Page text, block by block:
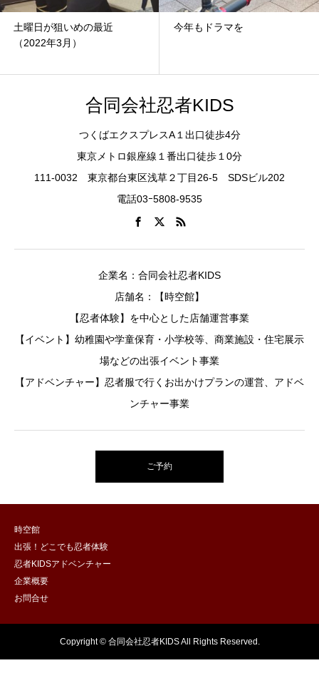
土曜日が狙いめの最近
（2022年3月）
今年もドラマを
合同会社忍者KIDS
つくばエクスプレスA１出口徒歩4分
東京メトロ銀座線１番出口徒歩１0分
111-0032 東京都台東区浅草２丁目26-5 SDSビル202
電話03ｰ5808-9535
企業名：合同会社忍者KIDS
店舗名：【時空館】
【忍者体験】を中心とした店舗運営事業
【イベント】幼稚園や学童保育・小学校等、商業施設・住宅展示
場などの出張イベント事業
【アドベンチャー】忍者服で行くお出かけプランの運営、アドベ
ンチャー事業
ご予約
時空館
出張！どこでも忍者体験
忍者KIDSアドベンチャー
企業概要
お問合せ
Copyright © 合同会社忍者KIDS All Rights Reserved.